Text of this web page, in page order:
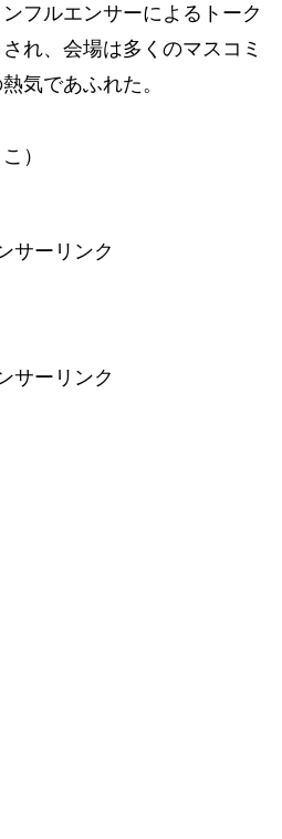
フルエンサーによるトーク
れ、会場は多くのマスコミ
気であふれた。
）
サーリンク
サーリンク